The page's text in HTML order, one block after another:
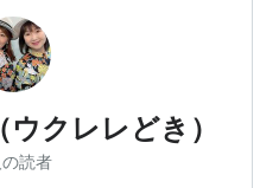
クレレどき）
読者